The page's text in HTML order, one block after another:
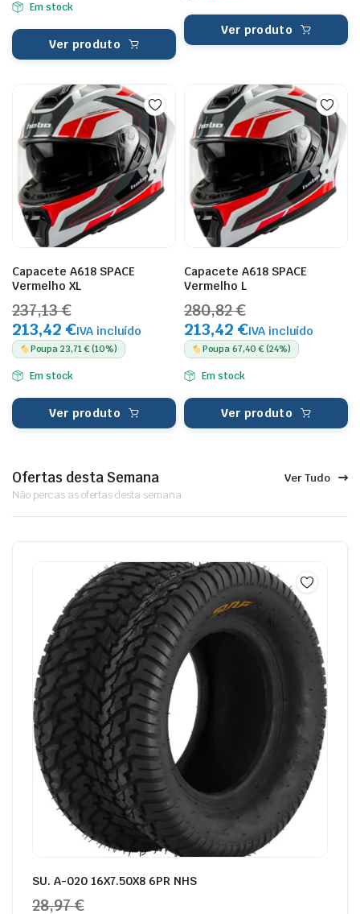
Em stock
Ver produto
Ver produto
Capacete A618 SPACE
Vermelho XL
237,13 €
213,42 €IVA incluído
Poupa 23,71 € (10%)
Em stock
Ver produto
Capacete A618 SPACE
Vermelho L
280,82 €
213,42 €IVA incluído
Poupa 67,40 € (24%)
Em stock
Ver produto
Ofertas desta Semana
Não percas as ofertas desta semana
Ver Tudo
SU. A-020 16X7.50X8 6PR NHS
28,97 €